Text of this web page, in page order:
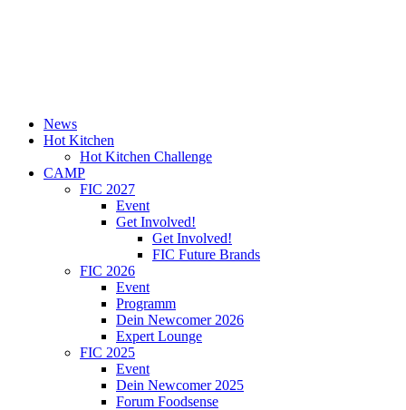
News
Hot Kitchen
Hot Kitchen Challenge
CAMP
FIC 2027
Event
Get Involved!
Get Involved!
FIC Future Brands
FIC 2026
Event
Programm
Dein Newcomer 2026
Expert Lounge
FIC 2025
Event
Dein Newcomer 2025
Forum Foodsense